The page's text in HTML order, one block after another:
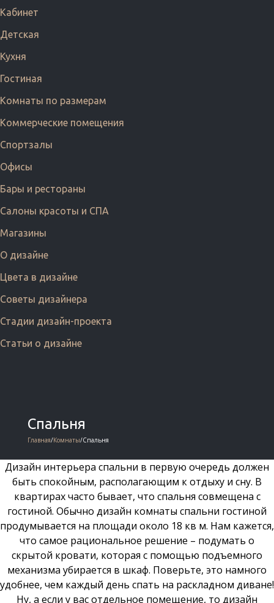
Кабинет
Детская
Кухня
Гостиная
Комнаты по размерам
Коммерческие помещения
Спортзалы
Офисы
Бары и рестораны
Салоны красоты и СПА
Магазины
О дизайне
Цвета в дизайне
Советы дизайнера
Стадии дизайн-проекта
Статьи о дизайне
Спальня
Главная/Комнаты/Спальня
Дизайн интерьера спальни в первую очередь должен
быть спокойным, располагающим к отдыху и сну. В
квартирах часто бывает, что спальня совмещена с
гостиной. Обычно дизайн комнаты спальни гостиной
продумывается на площади около 18 кв м. Нам кажется,
что самое рациональное решение – подумать о
скрытой кровати, которая с помощью подъемного
механизма убирается в шкаф. Поверьте, это намного
удобнее, чем каждый день спать на раскладном диване!
Ну, а если у вас отдельное помещение, то дизайн